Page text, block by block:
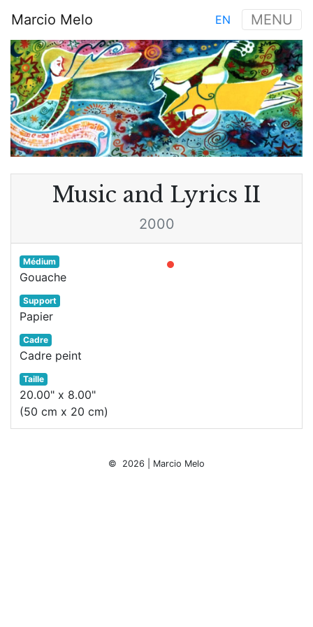
au
contenu
principal
Main
navigation
Marcio Melo MENU
EN
Image
Music and Lyrics II
2000
Médium
Gouache
Support
Papier
Cadre
Cadre peint
Taille
20.00" x 8.00"
(50 cm x 20 cm)
© 2026 | Marcio Melo